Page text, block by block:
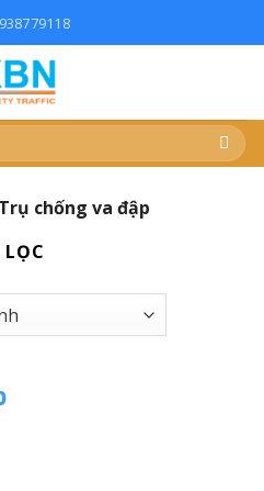
Trụ chống va đập
LỌC